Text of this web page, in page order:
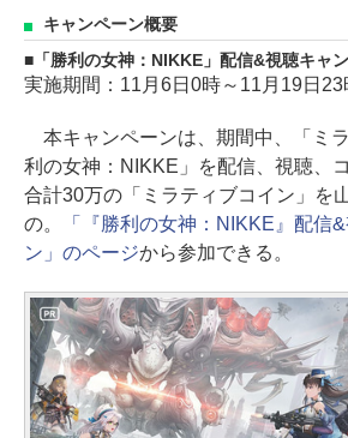
キャンペーン概要
「勝利の女神：NIKKE」配信&視聴キャ
実施期間：11月6日0時～11月19日23
本キャンペーンは、期間中、「ミ
利の女神：NIKKE」を配信、視聴、
合計30万の「ミラティブコイン」を
の。
「『勝利の女神：NIKKE』配信
ン」のページから参加できる。